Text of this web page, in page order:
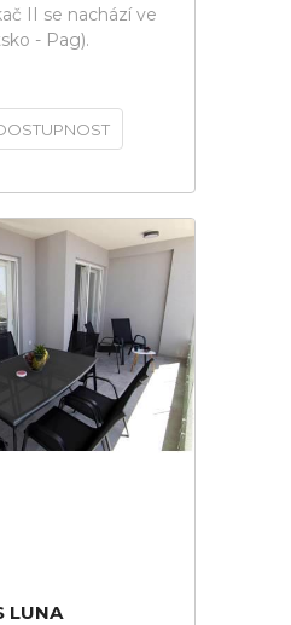
II se nachází ve
- Pag).
LUNA